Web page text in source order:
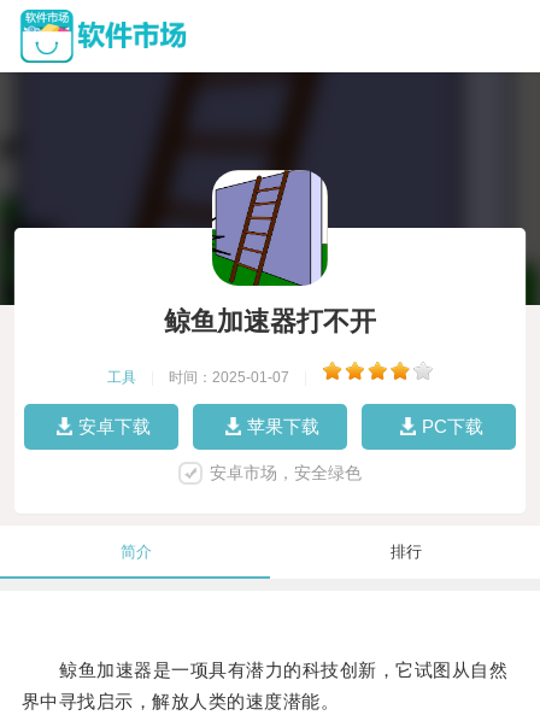
鲸鱼加速器打不开
工具 时间：2025-01-07
安卓下载 苹果下载 PC下载
安卓市场，安全绿色
简介 排行
鲸鱼加速器是一项具有潜力的科技创新，它试图从自然
界中寻找启示，解放人类的速度潜能。